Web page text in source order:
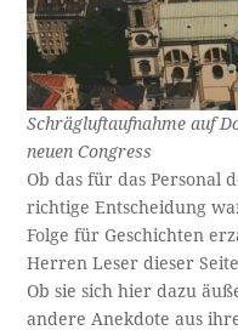
Schrägluftaufnahme auf
neuen Congress
Ob das für das Personal
richtige Entscheidung
Folge für Geschichten
Herren Leser dieser
Ob sie sich hier dazu
andere Anekdote aus